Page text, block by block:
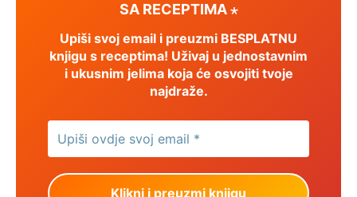
SA RECEPTIMA ⋆
Upiši svoj email i preuzmi BESPLATNU
knjigu s receptima! Uživaj u jednostavnim
i ukusnim jelima koja će osvojiti tvoje
najdraže.